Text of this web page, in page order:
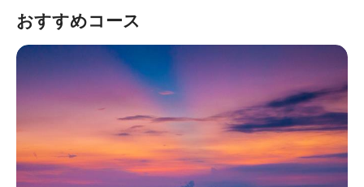
特殊な地理環境とプレートの移動で引き起こる地
質活動が頻繁なため、台湾本島自体が複雑かつ多
様な地形と生態環境を形成してます。またその特
色は、周りの離島にも影響を及んでいます。代表
的な離島の観光スポットと言えば、澎湖、金門、
馬祖、緑島、蘭嶼、亀山島、小琉球などです。所
在する位置、地質背景、生活の違いにより、それ
おすすめコース